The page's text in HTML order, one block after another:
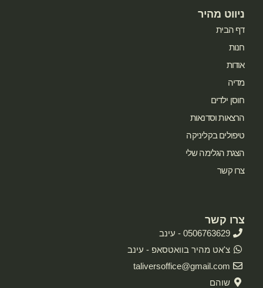
ניווט מהיר
דף הבית
חנות
אודות
מדיה
חוסן ילדים
הרצאות וסדנאות
טיפולים בקליניקה
הצגת הגלימה שלי
צרו קשר
צרו קשר
0506763629 - עינב
צ'אט מהיר בוואטסאפ - עינב
taliversoffice@gmail.com
שוהם